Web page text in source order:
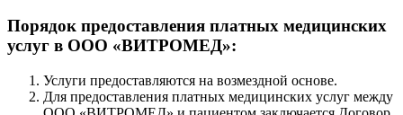
Порядок предоставления платных медицинских
услуг в ООО «ВИТРОМЕД»:
Услуги предоставляются на возмездной основе.
Для предоставления платных медицинских услуг между